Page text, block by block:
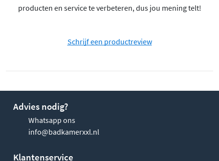
producten en service te verbeteren, dus jou mening telt!
Schrijf een productreview
Advies nodig?
Whatsapp ons
info@badkamerxxl.nl
Klantenservice